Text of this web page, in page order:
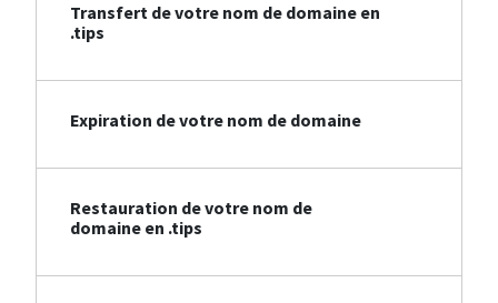
Transfert de votre nom de domaine en
.tips
Expiration de votre nom de domaine
Restauration de votre nom de
domaine en .tips